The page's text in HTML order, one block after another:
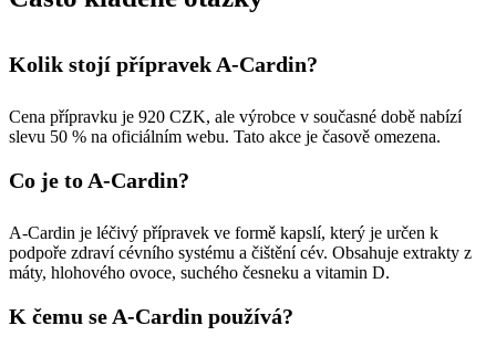
Kolik stojí přípravek A-Cardin?
Cena přípravku je 920 CZK, ale výrobce v současné době nabízí
slevu 50 % na oficiálním webu. Tato akce je časově omezena.
Co je to A-Cardin?
A-Cardin je léčivý přípravek ve formě kapslí, který je určen k
podpoře zdraví cévního systému a čištění cév. Obsahuje extrakty z
máty, hlohového ovoce, suchého česneku a vitamin D.
K čemu se A-Cardin používá?